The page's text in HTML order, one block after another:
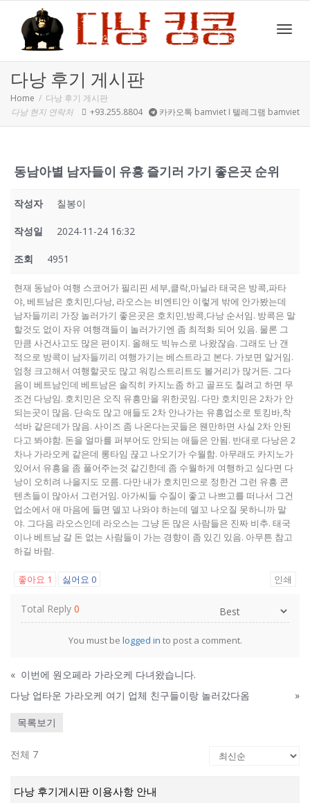
다낭 후기 게시판
Home
다낭 후기 게시판
다낭 현지 연락처
+93.255.8804 카카오톡 bamviet I 텔레그램 bamviet
동남아별 남자들이 유흥 즐기러 가기 좋은곳 순위
작성자 칠봉이
작성일 2024-11-24 16:32
조회 4951
현재 동남아 여행 스코어가 필리핀 세부,클락,마닐라 태국은 방콕,파타
야, 베트남은 호치민,다낭, 라오스는 비엔티안 이렇게 밖에 안가봤는데
남자들끼리 가장 놀러가기 좋은곳은 호치민,방콕,다낭 순서임. 방콕은 말
할것도 없이 자유 여행객들이 놀러가기엔 좀 최적화 되어 있음. 물론 그
만큼 사건사고도 많은 편이지. 올해도 빅뉴스로 나왔잖슴. 그래도 난 갠
적으로 방콕이 남자들끼리 여행가기는 베스트라고 본다. 가보면 알거임.
엄청 크고해서 여행할곳도 많고 워킹스트리트도 볼거리가 많거든. 그다
음이 베트남인데 베트남은 솔직히 카지노좀 하고 골프도 칠려고 하면 무
조건 다낭임. 호치민은 오직 유흥만을 위한곳임. 다만 호치민은 2차가 안
되는곳이 많음. 단속도 많고 애들도 2차 안나가는 유흥업소로 토킹바,착
석바 같은데가 많음. 사이즈 좀 나온다는곳들은 웬만하면 사실 2차 안된
다고 봐야함. 돈을 얼마를 퍼부어도 안되는 애들은 안됨. 반대로 다낭은 2
차나 가라오케 같은데 롱타임 끊고 나오기가 수월함. 아무래도 카지노가
있어서 유흥을 좀 풀어주는것 같긴한데 좀 수월하게 여행하고 싶다면 다
낭이 오히려 나을지도 모름. 다만 내가 호치민으로 정한건 그런 유흥 콘
텐츠들이 많아서 그런거임. 아가씨들 수질이 좋고 나쁘고를 떠나서 그건
업소에서 애 마음에 들면 델꼬 나와야 하는데 델꼬 나오질 못하니까 말
야. 그다음 라오스인데 라오스는 그냥 돈 많은 사람들은 진짜 비추. 태국
이나 베트남 갈 돈 없는 사람들이 가는 경향이 좀 있긴 있음. 아무튼 참고
하길 바람.
좋아요 1 싫어요 0 인쇄
Total Reply 0
You must be logged in to post a comment.
« 이번에 원오페라 가라오케 다녀왔습니다.
다낭 업타운 가라오케 여기 업체 친구들이랑 놀러갔다옴
»
목록보기
전체 7
다낭 후기게시판 이용사항 안내